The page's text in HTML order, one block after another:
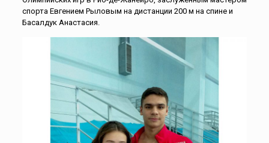
спорта Евгением Рыловым на дистанции 200 м на спине и
Басалдук Анастасия.